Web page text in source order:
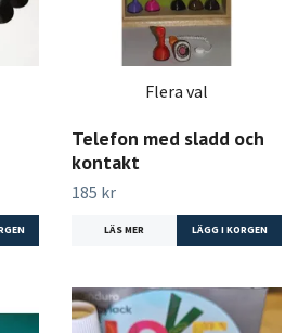
Flera val
Telefon med sladd och
kontakt
185 kr
LÄS MER LÄGG I KORGEN